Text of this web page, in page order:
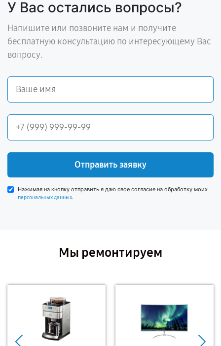
У Вас остались вопросы?
Напишите или позвоните нам и получите
бесплатную консультацию по интересующему Вас
вопросу.
Отправить заявку
Нажимая на кнопку отправить я даю свое согласие на обработку моих
персональных данных.
Мы ремонтируем